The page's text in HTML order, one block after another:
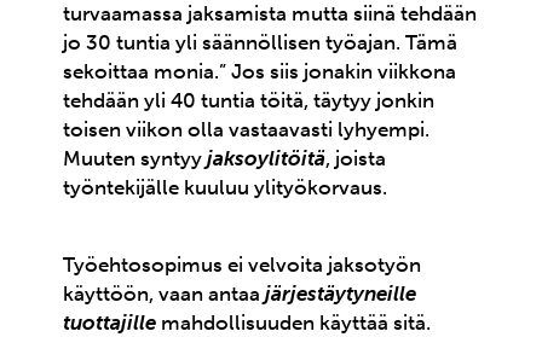
turvaamassa jaksamista mutta siinä tehdään
jo 30 tuntia yli säännöllisen työajan. Tämä
sekoittaa monia.” Jos siis jonakin viikkona
tehdään yli 40 tuntia töitä, täytyy jonkin
toisen viikon olla vastaavasti lyhyempi.
Muuten syntyyjaksoylitöitä, joista
työntekijälle kuuluu ylityökorvaus.
Työehtosopimus ei velvoita jaksotyön
käyttöön, vaan antaajärjestäytyneille
tuottajille mahdollisuuden käyttää sitä.